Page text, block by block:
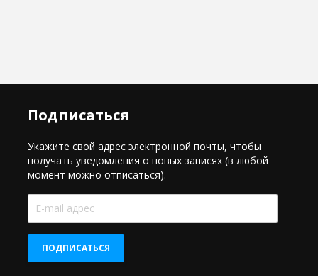
Подписаться
Укажите свой адрес электронной почты, чтобы
получать уведомления о новых записях (в любой
момент можно отписаться).
E-
mail
ПОДПИСАТЬСЯ